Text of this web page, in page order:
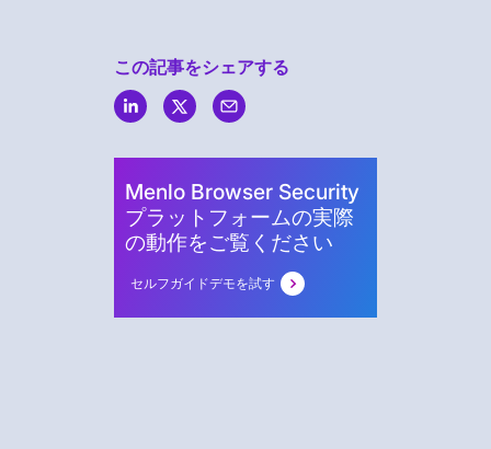
この記事をシェアする
Menlo Browser Security
プラットフォームの実際
の動作をご覧ください
セルフガイドデモを試す